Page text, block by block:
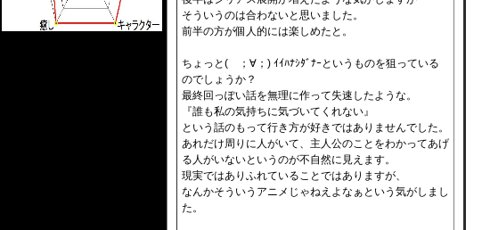
そういうのは合わないと思いました。
前半の方が個人的には楽しめたと。
ちょっと( ；∀；) ｲｲﾊﾅｼﾀﾞﾅｰというものを狙っている
のでしょうか？
最終回っぽい話を無理に作って失速したような。
『誰も私の気持ちに気づいてくれない』
という話のもって行き方が好きではありませんでした。
あれだけ周りに人がいて、主人公のことをわかってあげ
る人がいないというのが不自然に見えます。
現実ではありふれていることではありますが、
なんかそういうアニメじゃねえよなぁという気がしまし
た。